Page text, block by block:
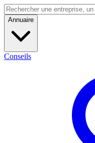
Annuaire
Conseils